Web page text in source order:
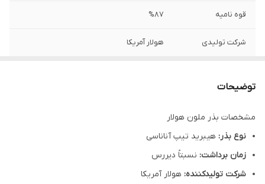
قوه نامیه %87
شرکت تولیدی هولار آمریکا
توضیحات
مشخصات بذر ملون هولار
نوع بذر: هیبرید تیپ آناناسی
زمان برداشت: نسبتاً دیررس
شرکت تولیدکننده: هولار آمریکا